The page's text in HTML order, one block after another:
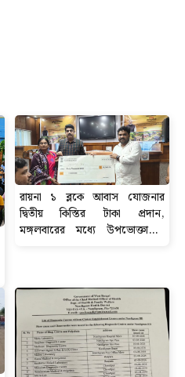
রায়না ১ ব্লকে আবাস যোজনার
দ্বিতীয় কিস্তির টাকা প্রদান,
মঙ্গলবারের মধ্যে উপভোক্তাদের